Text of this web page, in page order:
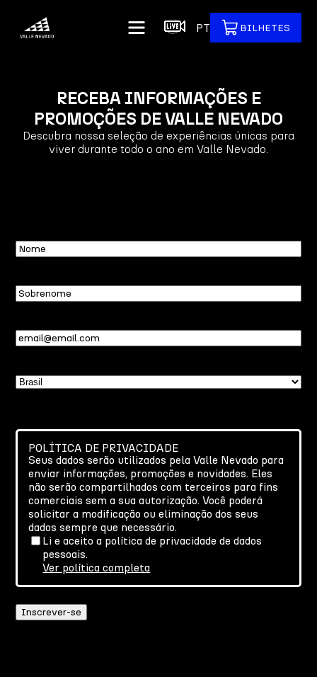
PT BILHETES
RECEBA INFORMAÇÕES E
PROMOÇÕES DE VALLE NEVADO
Descubra nossa seleção de experiências únicas para
viver durante todo o ano em Valle Nevado.
Nome
Sobrenome
Email(obrigatório)
País
POLÍTICA DE PRIVACIDADE
Seus dados serão utilizados pela Valle Nevado para
enviar informações, promoções e novidades. Eles
não serão compartilhados com terceiros para fins
comerciais sem a sua autorização. Você poderá
solicitar a modificação ou eliminação dos seus
dados sempre que necessário.
Li e aceito a política de privacidade de dados
pessoais.
Ver política completa